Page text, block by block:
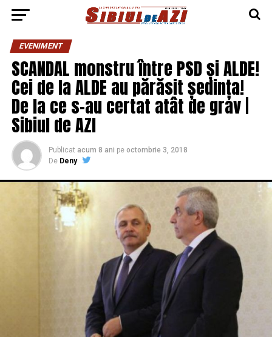
EVENIMENT
SCANDAL monstru între PSD și ALDE!
Cei de la ALDE au părăsit ședința!
De la ce s-au certat atât de grav |
Sibiul de AZI
Publicat acum 8 ani pe octombrie 3, 2018
De Deny